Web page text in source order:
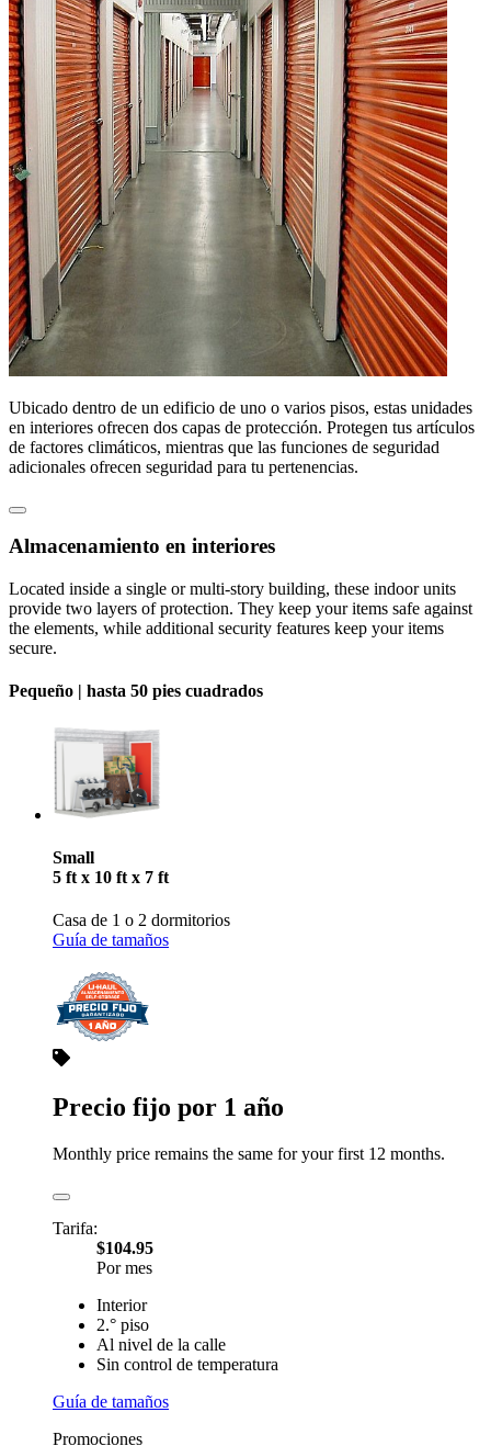
Ubicado dentro de un edificio de uno o varios pisos, estas unidades
en interiores ofrecen dos capas de protección. Protegen tus artículos
de factores climáticos, mientras que las funciones de seguridad
adicionales ofrecen seguridad para tu pertenencias.
Almacenamiento en interiores
Located inside a single or multi-story building, these indoor units
provide two layers of protection. They keep your items safe against
the elements, while additional security features keep your items
secure.
Pequeño | hasta 50 pies cuadrados
Small
5 ft x 10 ft x 7 ft
Casa de 1 o 2 dormitorios
Guía de tamaños
Precio fijo por 1 año
Monthly price remains the same for your first 12 months.
Tarifa:
$104.95
Por mes
Interior
2.° piso
Al nivel de la calle
Sin control de temperatura
Guía de tamaños
Promociones